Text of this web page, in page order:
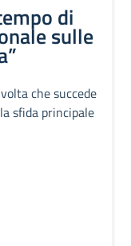
di
sulle
che succede
sfida principale